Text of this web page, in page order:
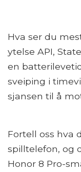
Hva ser du
ytelse API,
en
sveiping i
sjansen til å
Fortell oss hva
spilltelefon, og
Honor 8 Pro-